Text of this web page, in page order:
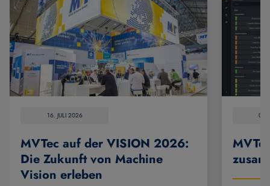
16. JULI 2026
MVTec auf der VISION 2026:
Die Zukunft von Machine
Vision erleben
07.